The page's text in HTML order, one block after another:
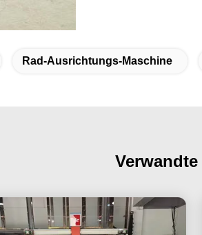
Rad-Ausrichtungs-Maschine